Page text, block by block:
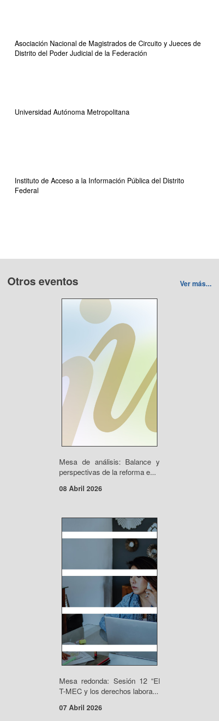
Asociación Nacional de Magistrados de Circuito y Jueces de
Distrito del Poder Judicial de la Federación
Universidad Autónoma Metropolitana
Instituto de Acceso a la Información Pública del Distrito
Federal
Otros eventos Ver más...
Mesa de análisis: Balance y
perspectivas de la reforma e...
08 Abril 2026
Mesa redonda: Sesión 12 “El
T-MEC y los derechos labora...
07 Abril 2026